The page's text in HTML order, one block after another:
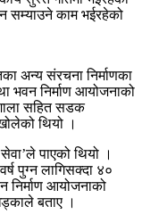
सम्याउने काम भईरहेको
अन्य संरचना निर्माणका
भवन निर्माण आयोजनाको
सहित सडक
थियो ।
सेवा’ले पाएको थियो ।
पुग्न लागिसक्दा ४०
निर्माण आयोजनाको
बताए ।